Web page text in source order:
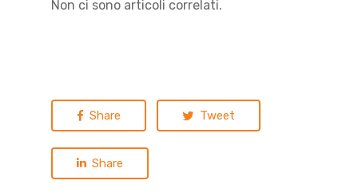
Non ci sono articoli correlati.
Share Tweet
Share